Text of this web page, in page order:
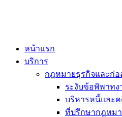
หน้าแรก
บริการ
กฎหมายธุรกิจและก่อ
ระงับข้อพิพาทง
บริหารหนี้และค
ที่ปรึกษากฎหม